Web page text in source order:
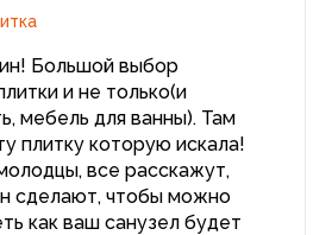
Большой выбор
и не только(и
мебель для ванны). Там
плитку которую искала!
все расскажут,
сделают, чтобы можно
как ваш санузел будет